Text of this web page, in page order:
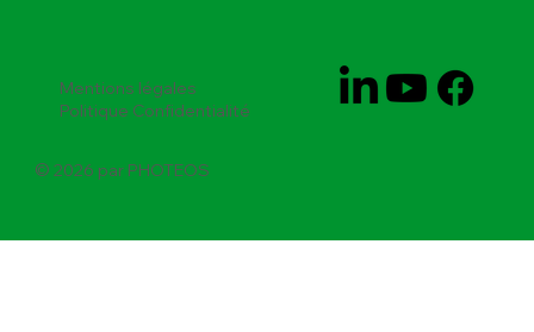
Mentions légales
Politique Confidentialité
© 2026 par PHOTEOS